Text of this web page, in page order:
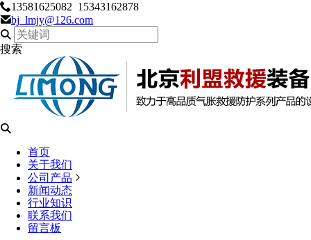
13581625082 15343162878
bj_lmjy@126.com
搜索
首页
关于我们
公司产品
新闻动态
行业知识
联系我们
留言板